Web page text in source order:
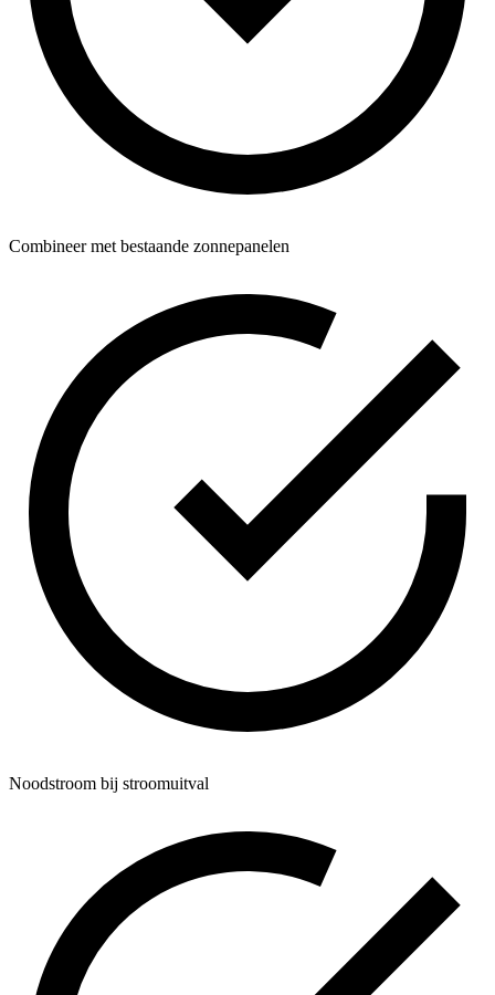
Combineer met bestaande zonnepanelen
Noodstroom bij stroomuitval